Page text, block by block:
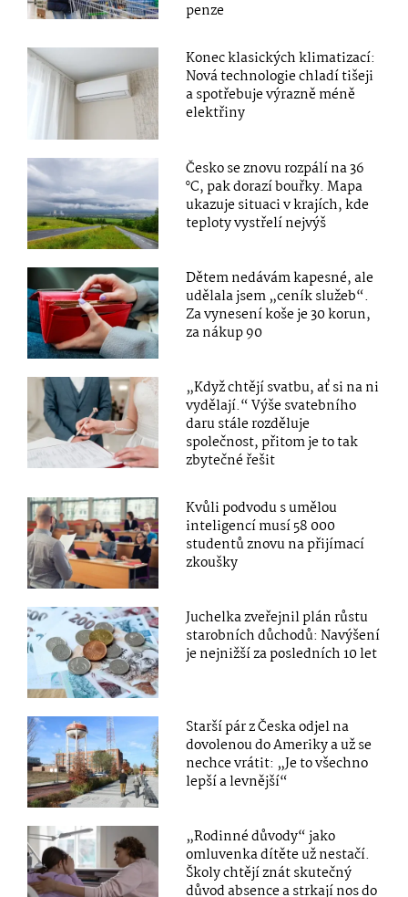
penze
Konec klasických klimatizací:
Nová technologie chladí tišeji
a spotřebuje výrazně méně
elektřiny
Česko se znovu rozpálí na 36
°C, pak dorazí bouřky. Mapa
ukazuje situaci v krajích, kde
teploty vystřelí nejvýš
Dětem nedávám kapesné, ale
udělala jsem „ceník služeb“.
Za vynesení koše je 30 korun,
za nákup 90
„Když chtějí svatbu, ať si na ni
vydělají.“ Výše svatebního
daru stále rozděluje
společnost, přitom je to tak
zbytečné řešit
Kvůli podvodu s umělou
inteligencí musí 58 000
studentů znovu na přijímací
zkoušky
Juchelka zveřejnil plán růstu
starobních důchodů: Navýšení
je nejnižší za posledních 10 let
Starší pár z Česka odjel na
dovolenou do Ameriky a už se
nechce vrátit: „Je to všechno
lepší a levnější“
„Rodinné důvody“ jako
omluvenka dítěte už nestačí.
Školy chtějí znát skutečný
důvod absence a strkají nos do